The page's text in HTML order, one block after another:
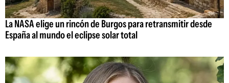
La NASA elige un rincón de Burgos para retransmitir desde
España al mundo el eclipse solar total